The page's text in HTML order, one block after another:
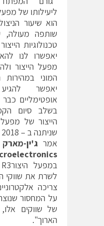
ליעילותו של
הוא שיעור
שותפה
טכנולוגיות
יאפשרו לנו
מפעל הייצור
המוני
יאפשר
אופטימליים
בשלב סיום
הייצור של
אמר ג'ין-
לשרת את שווקי
צריכה
על המחסור
של שווקים אלו,
הארוך".